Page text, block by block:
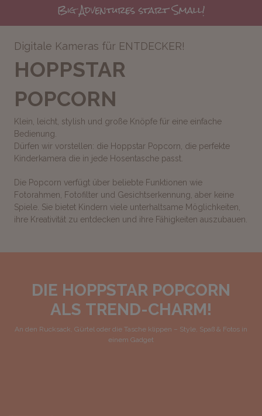
Big Adventures start Small!
Digitale Kameras für ENTDECKER!
HOPPSTAR
POPCORN
Klein, leicht, stylish und große Knöpfe für eine einfache
Bedienung.
Dürfen wir vorstellen: die Hoppstar Popcorn, die perfekte
Kinderkamera die in jede Hosentasche passt.
Die Popcorn verfügt über beliebte Funktionen wie
Fotorahmen, Fotofilter und Gesichtserkennung, aber keine
Spiele. Sie bietet Kindern viele unterhaltsame Möglichkeiten,
ihre Kreativität zu entdecken und ihre Fähigkeiten auszubauen.
DIE HOPPSTAR POPCORN
ALS TREND-CHARM!
An den Rucksack, Gürtel oder die Tasche klippen – Style, Spaß & Fotos in
einem Gadget